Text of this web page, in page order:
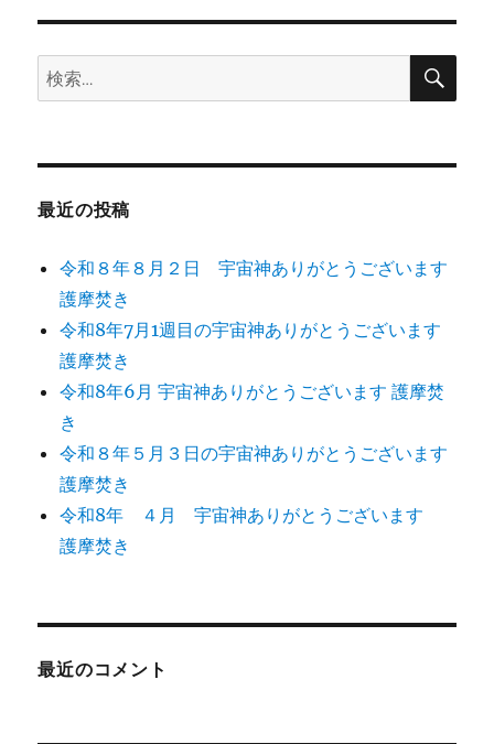
月
宙
ご
ま
護
き
検
索:
検
最近の投稿
令和８年８月２日 宇宙神ありがとうございます
護摩焚き
令和8年7月1週目の宇宙神ありがとうございます
護摩焚き
令和8年6月 宇宙神ありがとうございます 護摩焚
き
令和８年５月３日の宇宙神ありがとうございます
護摩焚き
令和8年 ４月 宇宙神ありがとうございます
護摩焚き
最近のコメント